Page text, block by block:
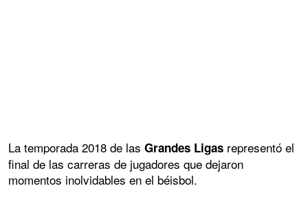
La temporada 2018 de las Grandes Ligas representó el
final de las carreras de jugadores que dejaron
momentos inolvidables en el béisbol.